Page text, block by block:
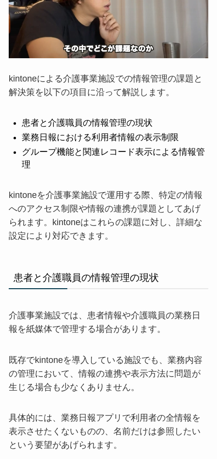
kintoneによる介護事業施設での情報管理の課題と
解決策を以下の項目に沿って解説します。
患者と介護職員の情報管理の現状
業務日報における利用者情報の表示制限
グループ機能と関連レコード表示による情報管
理
kintoneを介護事業施設で運用する際、特定の情報
へのアクセス制限や情報の連携が課題としてあげ
られます。kintoneはこれらの課題に対し、詳細な
設定により対応できます。
患者と介護職員の情報管理の現状
介護事業施設では、患者情報や介護職員の業務日
報を紙媒体で管理する場合があります。
既存でkintoneを導入している施設でも、業務内容
の管理において、情報の連携や表示方法に問題が
生じる場合も少なくありません。
具体的には、業務日報アプリで利用者の全情報を
表示させたくないものの、名前だけは参照したい
という要望があげられます。